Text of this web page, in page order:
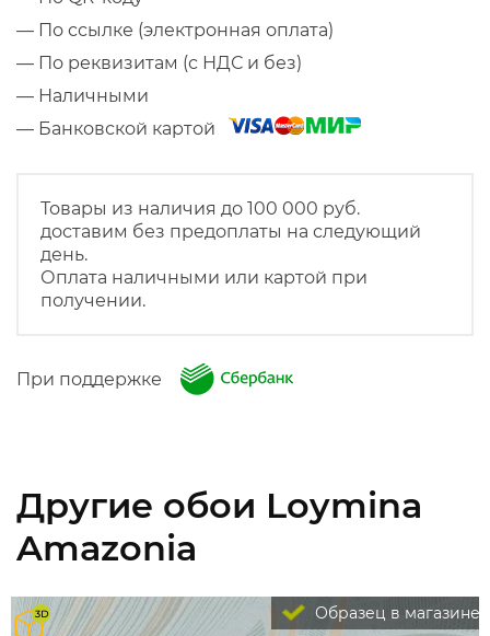
— По ссылке (электронная оплата)
— По реквизитам (с НДС и без)
— Наличными
— Банковской картой
Товары из наличия до 100 000 руб.
доставим без предоплаты на следующий
день.
Оплата наличными или картой при
получении.
При поддержке
Другие обои Loymina
Amazonia
Образец в магазине